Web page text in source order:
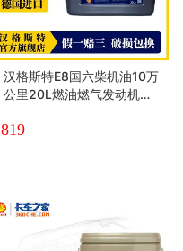
汉格斯特E8国六柴机油10万
公里20L燃油燃气发动机通
819